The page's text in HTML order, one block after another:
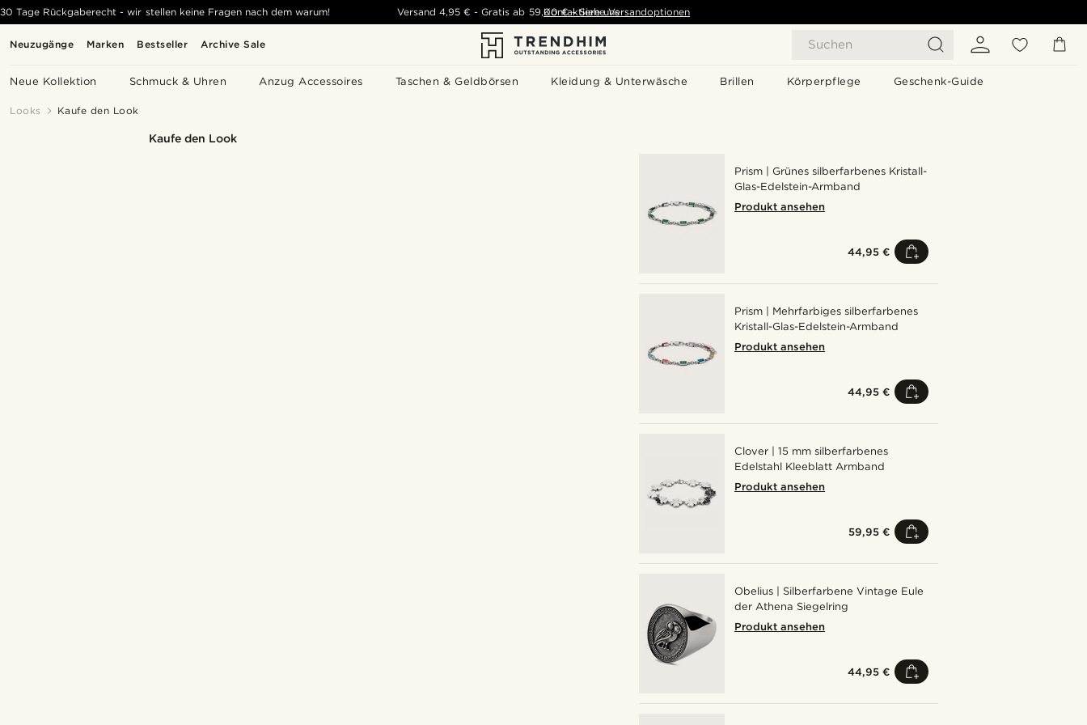
Neuzugänge Marken Bestseller Archive Sale Suchen
Neue Kollektion Schmuck & Uhren Anzug Accessoires Taschen & Geldbörsen Kleidung & Unterwäsche Brillen Körperpflege Geschenk-Guide
30 Tage Rückgaberecht - wir stellen keine Fragen nach dem warum! Versand 4,95 € -Gratis ab 59,00 € - Siehe Versandoptionen
Kontaktiere uns
Looks Kaufe den Look
Kaufe den Look
Prism | Grünes silberfarbenes Kristall-
Glas-Edelstein-Armband
Produkt ansehen
44,95 €
Prism | Mehrfarbiges silberfarbenes
Kristall-Glas-Edelstein-Armband
Produkt ansehen
44,95 €
Clover | 15 mm silberfarbenes
Edelstahl Kleeblatt Armband
Produkt ansehen
59,95 €
Obelius | Silberfarbene Vintage Eule
der Athena Siegelring
Produkt ansehen
44,95 €